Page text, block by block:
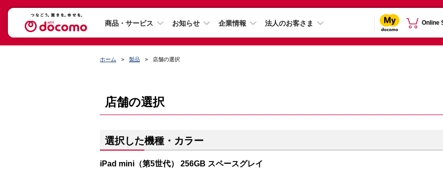
商品・サービス お知らせ 企業情報 法人のお客さま Online
ホーム 製品 店舗の選択
店舗の選択
選択した機種・カラー
iPad mini（第5世代） 256GB スペースグレイ